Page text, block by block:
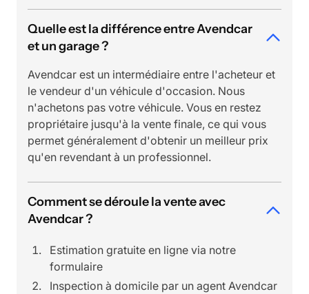
Quelle est la différence entre Avendcar
et un garage ?
Avendcar est un intermédiaire entre l'acheteur et
le vendeur d'un véhicule d'occasion. Nous
n'achetons pas votre véhicule. Vous en restez
propriétaire jusqu'à la vente finale, ce qui vous
permet généralement d'obtenir un meilleur prix
qu'en revendant à un professionnel.
Comment se déroule la vente avec
Avendcar ?
Estimation gratuite en ligne via notre
formulaire
Inspection à domicile par un agent Avendcar